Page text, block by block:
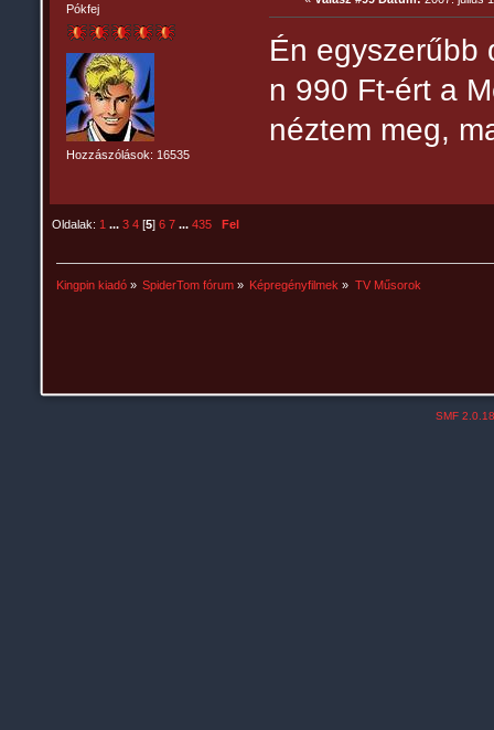
Pókfej
Hozzászólások: 16535
Én egyszerűbb
n 990 Ft-ért a
néztem meg,
Oldalak: 1 ... 3 4[5] 6 7 ... 435 Fel
Kingpin kiadó» SpiderTom fórum » Képregényfilmek » TV Műsorok
SMF 2.0.18